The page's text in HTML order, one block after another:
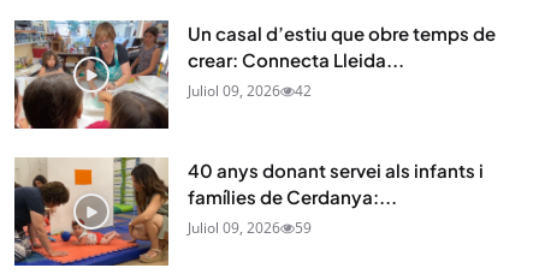
Un casal d’estiu que obre temps de
crear: Connecta Lleida...
Juliol 09, 2026 42
40 anys donant servei als infants i
famílies de Cerdanya:...
Juliol 09, 2026 59